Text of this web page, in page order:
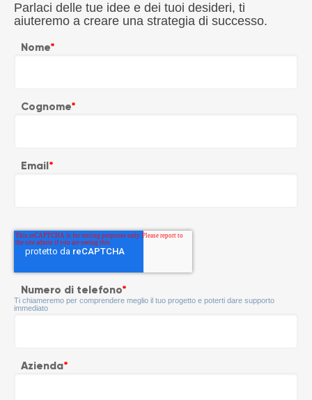
Parlaci delle tue idee e dei tuoi desideri, ti
aiuteremo a creare una strategia di successo.
Nome*
Cognome*
Email*
Numero di telefono*
Ti chiameremo per comprendere meglio il tuo progetto e poterti dare supporto
immediato
Azienda*